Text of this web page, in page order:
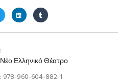
:
Νέο Ελληνικό Θέατρο
: 978-960-604-882-1